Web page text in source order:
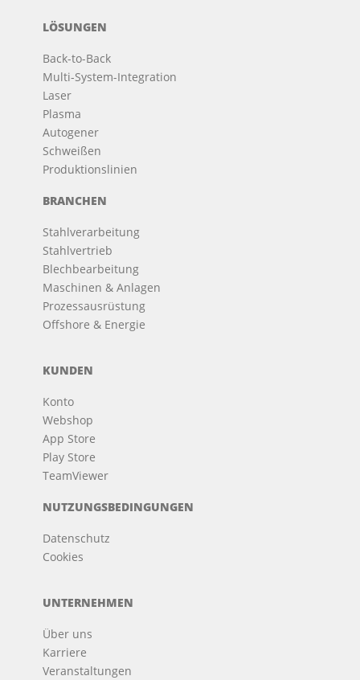
LÖSUNGEN
Back-to-Back
Multi-System-Integration
Laser
Plasma
Autogener
Schweißen
Produktionslinien
BRANCHEN
Stahlverarbeitung
Stahlvertrieb
Blechbearbeitung
Maschinen & Anlagen
Prozessausrüstung
Offshore & Energie
KUNDEN
Konto
Webshop
App Store
Play Store
TeamViewer
NUTZUNGSBEDINGUNGEN
Datenschutz
Cookies
UNTERNEHMEN
Über uns
Karriere
Veranstaltungen